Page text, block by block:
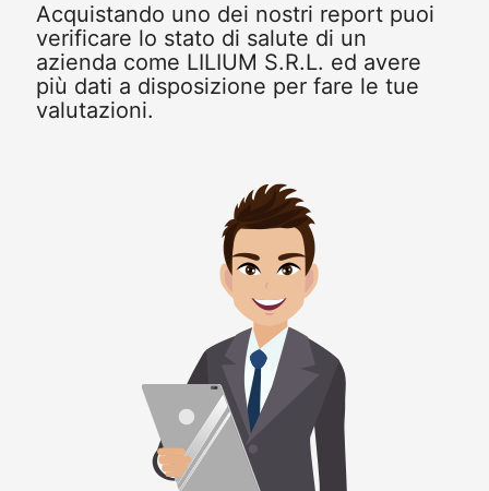
Acquistando uno dei nostri report puoi
verificare lo stato di salute di un
azienda come LILIUM S.R.L. ed avere
più dati a disposizione per fare le tue
valutazioni.